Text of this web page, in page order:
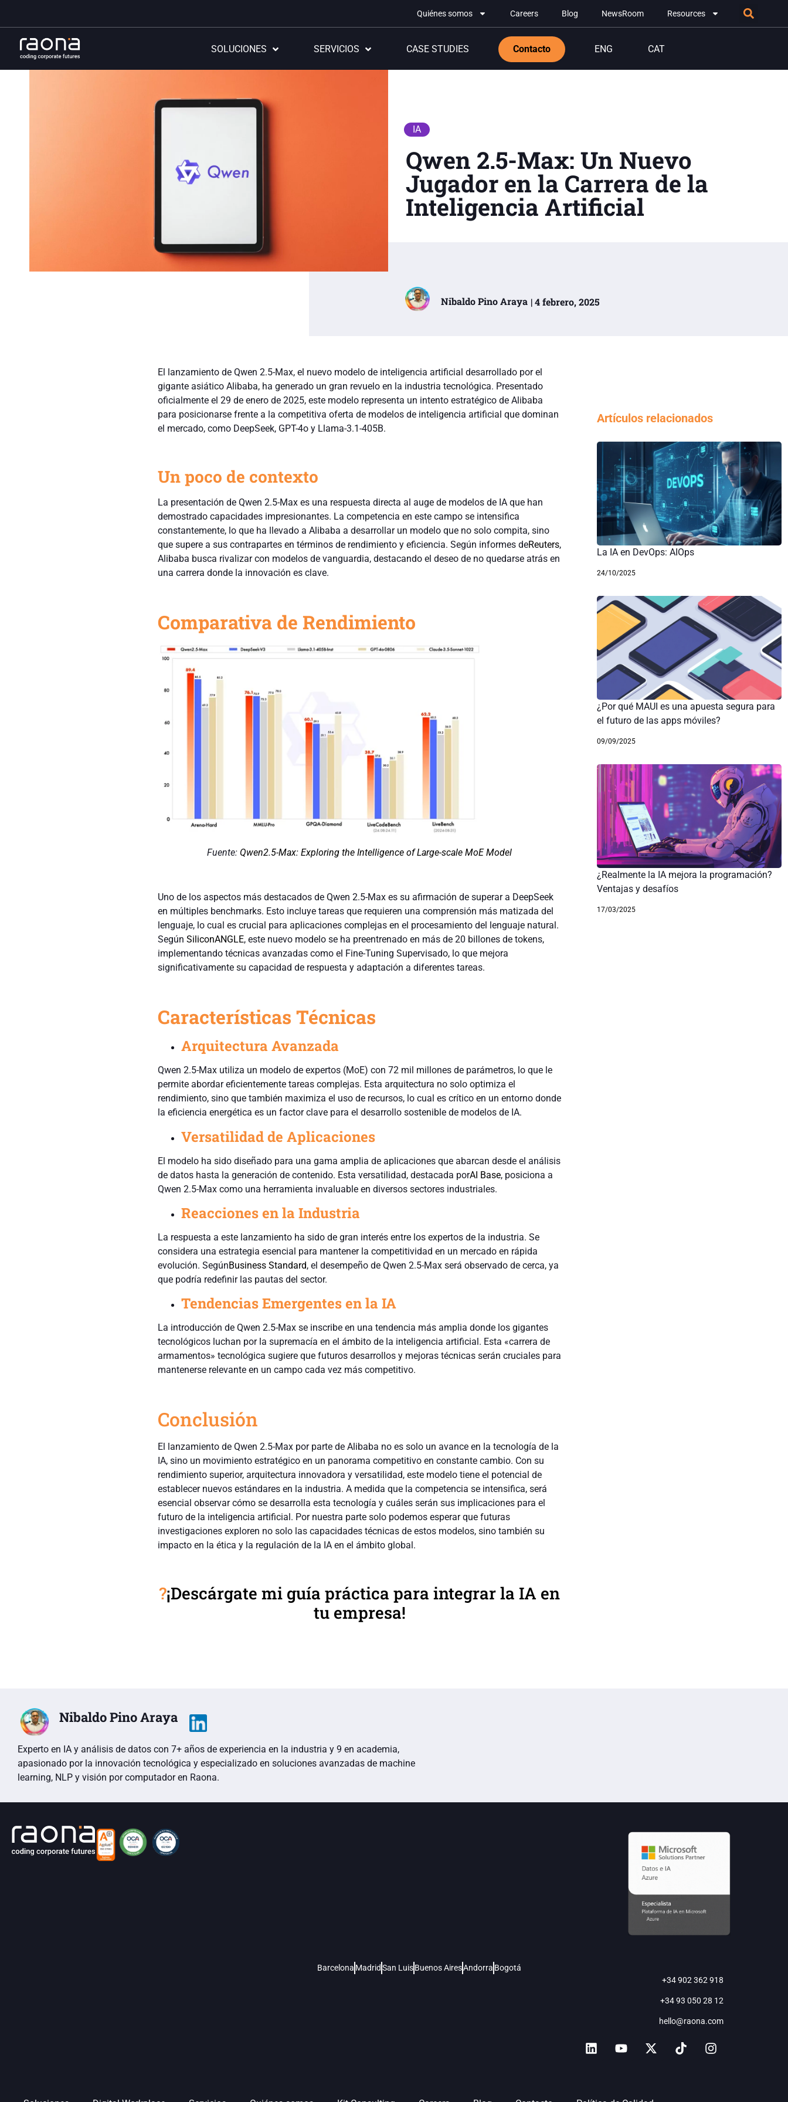
Quiénes somos Careers Blog NewsRoom Resources
SOLUCIONES SERVICIOS CASE STUDIES Contacto ENG CAT
IA
Qwen 2.5-Max: Un Nuevo
Jugador en la Carrera de la
Inteligencia Artificial
Nibaldo Pino Araya | 4 febrero, 2025
El lanzamiento de Qwen 2.5-Max, el nuevo modelo de inteligencia artificial desarrollado por el
gigante asiático Alibaba, ha generado un gran revuelo en la industria tecnológica. Presentado
oficialmente el 29 de enero de 2025, este modelo representa un intento estratégico de Alibaba
para posicionarse frente a la competitiva oferta de modelos de inteligencia artificial que dominan
el mercado, como DeepSeek, GPT-4o y Llama-3.1-405B.
Un poco de contexto
La presentación de Qwen 2.5-Max es una respuesta directa al auge de modelos de IA que han
demostrado capacidades impresionantes. La competencia en este campo se intensifica
constantemente, lo que ha llevado a Alibaba a desarrollar un modelo que no solo compita, sino
que supere a sus contrapartes en términos de rendimiento y eficiencia. Según informes deReuters,
Alibaba busca rivalizar con modelos de vanguardia, destacando el deseo de no quedarse atrás en
una carrera donde la innovación es clave.
Comparativa de Rendimiento
Fuente: Qwen2.5-Max: Exploring the Intelligence of Large-scale MoE Model
Uno de los aspectos más destacados de Qwen 2.5-Max es su afirmación de superar a DeepSeek
en múltiples benchmarks. Esto incluye tareas que requieren una comprensión más matizada del
lenguaje, lo cual es crucial para aplicaciones complejas en el procesamiento del lenguaje natural.
Según SiliconANGLE, este nuevo modelo se ha preentrenado en más de 20 billones de tokens,
implementando técnicas avanzadas como el Fine-Tuning Supervisado, lo que mejora
significativamente su capacidad de respuesta y adaptación a diferentes tareas.
Características Técnicas
Arquitectura Avanzada
Qwen 2.5-Max utiliza un modelo de expertos (MoE) con 72 mil millones de parámetros, lo que le
permite abordar eficientemente tareas complejas. Esta arquitectura no solo optimiza el
rendimiento, sino que también maximiza el uso de recursos, lo cual es crítico en un entorno donde
la eficiencia energética es un factor clave para el desarrollo sostenible de modelos de IA.
Versatilidad de Aplicaciones
El modelo ha sido diseñado para una gama amplia de aplicaciones que abarcan desde el análisis
de datos hasta la generación de contenido. Esta versatilidad, destacada porAI Base, posiciona a
Qwen 2.5-Max como una herramienta invaluable en diversos sectores industriales.
Reacciones en la Industria
La respuesta a este lanzamiento ha sido de gran interés entre los expertos de la industria. Se
considera una estrategia esencial para mantener la competitividad en un mercado en rápida
evolución. SegúnBusiness Standard, el desempeño de Qwen 2.5-Max será observado de cerca, ya
que podría redefinir las pautas del sector.
Tendencias Emergentes en la IA
La introducción de Qwen 2.5-Max se inscribe en una tendencia más amplia donde los gigantes
tecnológicos luchan por la supremacía en el ámbito de la inteligencia artificial. Esta «carrera de
armamentos» tecnológica sugiere que futuros desarrollos y mejoras técnicas serán cruciales para
mantenerse relevante en un campo cada vez más competitivo.
Conclusión
El lanzamiento de Qwen 2.5-Max por parte de Alibaba no es solo un avance en la tecnología de la
IA, sino un movimiento estratégico en un panorama competitivo en constante cambio. Con su
rendimiento superior, arquitectura innovadora y versatilidad, este modelo tiene el potencial de
establecer nuevos estándares en la industria. A medida que la competencia se intensifica, será
esencial observar cómo se desarrolla esta tecnología y cuáles serán sus implicaciones para el
futuro de la inteligencia artificial. Por nuestra parte solo podemos esperar que futuras
investigaciones exploren no solo las capacidades técnicas de estos modelos, sino también su
impacto en la ética y la regulación de la IA en el ámbito global.
?¡Descárgate mi guía práctica para integrar la IA en
tu empresa!
Artículos relacionados
La IA en DevOps: AIOps
24/10/2025
¿Por qué MAUI es una apuesta segura para
el futuro de las apps móviles?
09/09/2025
¿Realmente la IA mejora la programación?
Ventajas y desafíos
17/03/2025
Nibaldo Pino Araya
Experto en IA y análisis de datos con 7+ años de experiencia en la industria y 9 en academia,
apasionado por la innovación tecnológica y especializado en soluciones avanzadas de machine
learning, NLP y visión por computador en Raona.
Barcelona MadridSan Luis Buenos AiresAndorra Bogotá
+34 902 362 918
+34 93 050 28 12
hello@raona.com